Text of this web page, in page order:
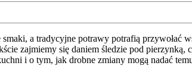
a tradycyjne potrawy potrafią przywołać
zajmiemy się daniem śledzie pod pierzynką,
i o tym, jak drobne zmiany mogą nadać